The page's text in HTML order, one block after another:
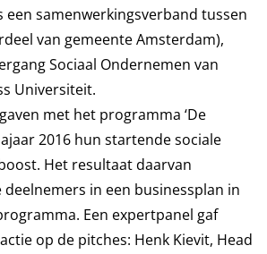
een samenwerkingsverband tussen
van gemeente Amsterdam),
Sociaal Ondernemen van
Universiteit.
met het programma ‘De
2016 hun startende sociale
Het resultaat daarvan
in een businessplan in
Een expertpanel gaf
op de pitches: Henk Kievit, Head